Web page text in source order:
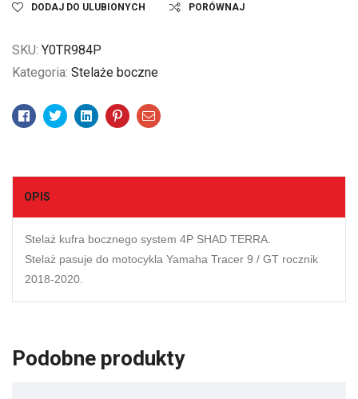
DODAJ DO ULUBIONYCH PORÓWNAJ
SKU: Y0TR984P
Kategoria: Stelaże boczne
Facebook
TwitterLinkedinPinterestEmail
OPIS
Stelaż kufra bocznego system 4P SHAD TERRA.
Stelaż pasuje do motocykla Yamaha Tracer 9 / GT rocznik
2018-2020.
Podobne produkty